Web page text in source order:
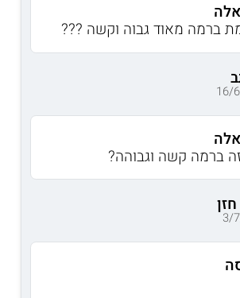
ברמה מאוד גבוה וקשה ???
16/
ברמה קשה וגבוהה?
3/